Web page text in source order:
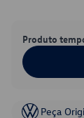
Produto
Peça